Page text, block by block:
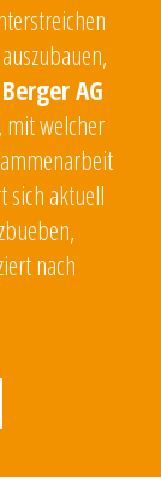
Berger AG
mit welcher
sich aktuell
nach